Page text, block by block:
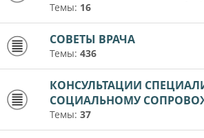
Темы: 16
СОВЕТЫ ВРАЧА
Темы: 436
КОНСУЛЬТАЦИИ
СОЦИАЛЬНОМУ
Темы: 37